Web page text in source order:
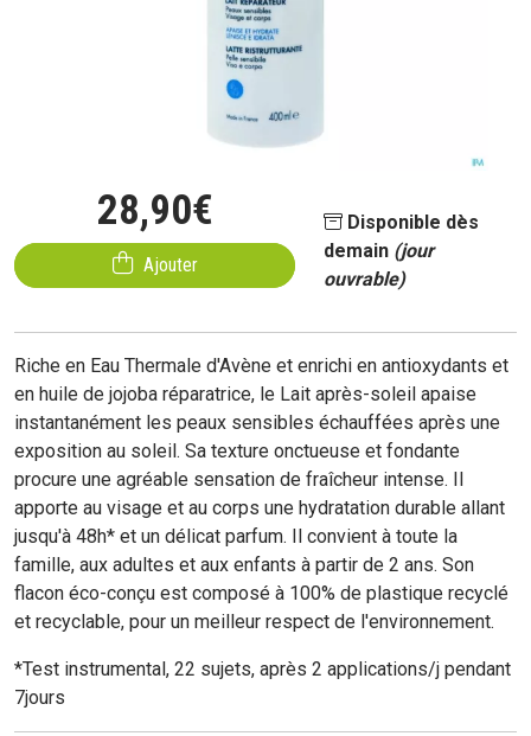
28,90€
Ajouter
Disponible dès
demain (jour
ouvrable)
Riche en Eau Thermale d'Avène et enrichi en antioxydants et
en huile de jojoba réparatrice, le Lait après-soleil apaise
instantanément les peaux sensibles échauffées après une
exposition au soleil. Sa texture onctueuse et fondante
procure une agréable sensation de fraîcheur intense. Il
apporte au visage et au corps une hydratation durable allant
jusqu'à 48h* et un délicat parfum. Il convient à toute la
famille, aux adultes et aux enfants à partir de 2 ans. Son
flacon éco-conçu est composé à 100% de plastique recyclé
et recyclable, pour un meilleur respect de l'environnement.
*Test instrumental, 22 sujets, après 2 applications/j pendant
7jours